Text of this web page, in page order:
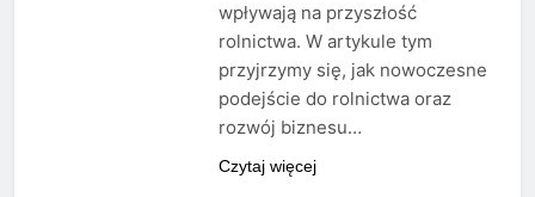
wpływają na przyszłość
rolnictwa. W artykule tym
przyjrzymy się, jak nowoczesne
podejście do rolnictwa oraz
rozwój biznesu…
Czytaj więcej